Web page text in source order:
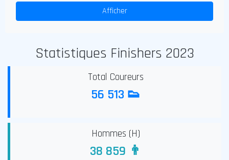
Afficher
Statistiques Finishers 2023
Total Coureurs
56 513 👟
Hommes (H)
38 859 👨